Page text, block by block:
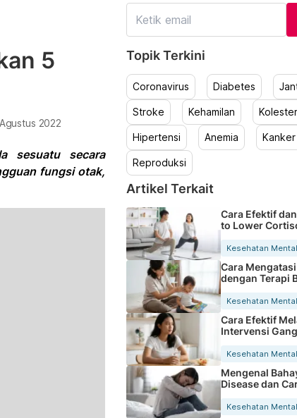
5
2022
sesuatu secara
fungsi otak,
Topik Terkini
Coronavirus Diabetes
Stroke Kehamilan
Hipertensi Anemia Kanker
Reproduksi
Artikel Terkait
Cara Efektif
to Lower
Kesehatan Mental
Cara
dengan Terapi
Efektif
Kesehatan Mental
Cara Efektif
Intervensi
Kesehatan Mental
Mengenal
Disease dan
Manusia
Kesehatan Mental